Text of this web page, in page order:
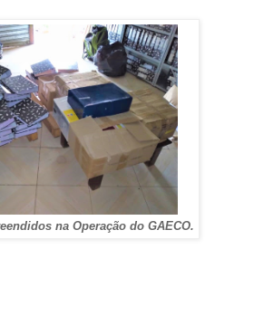
na Operação do GAECO.